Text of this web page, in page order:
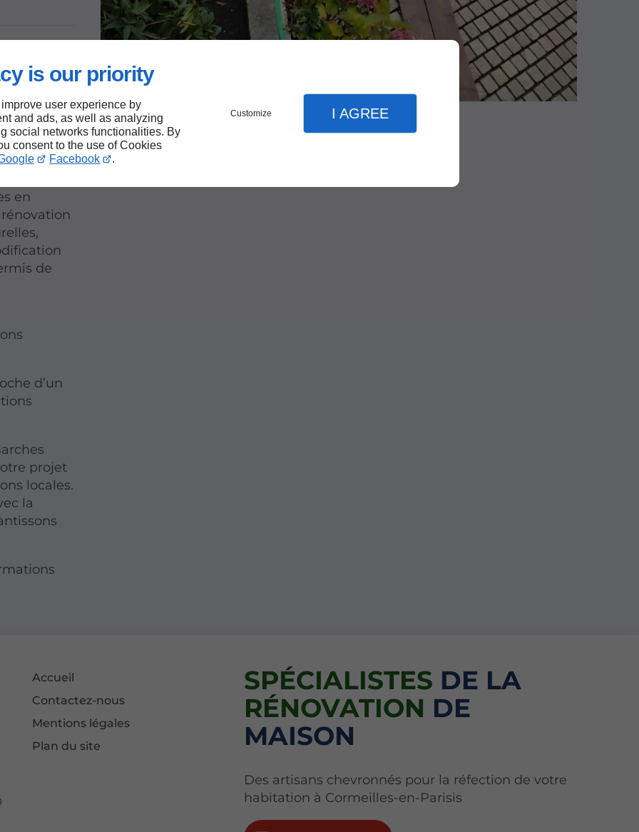
is our priority
user experience by
and ads, as well as analyzing
social networks functionalities. By
consent to the use of Cookies
Facebook .
Customize I AGREE
en
de
d’un
projet
locales.
la
Accueil
Contactez-nous
Mentions légales
Plan du site
SPÉCIALISTES DE LA
RÉNOVATION DE
MAISON
Des artisans chevronnés pour la réfection de votre
habitation à Cormeilles-en-Parisis